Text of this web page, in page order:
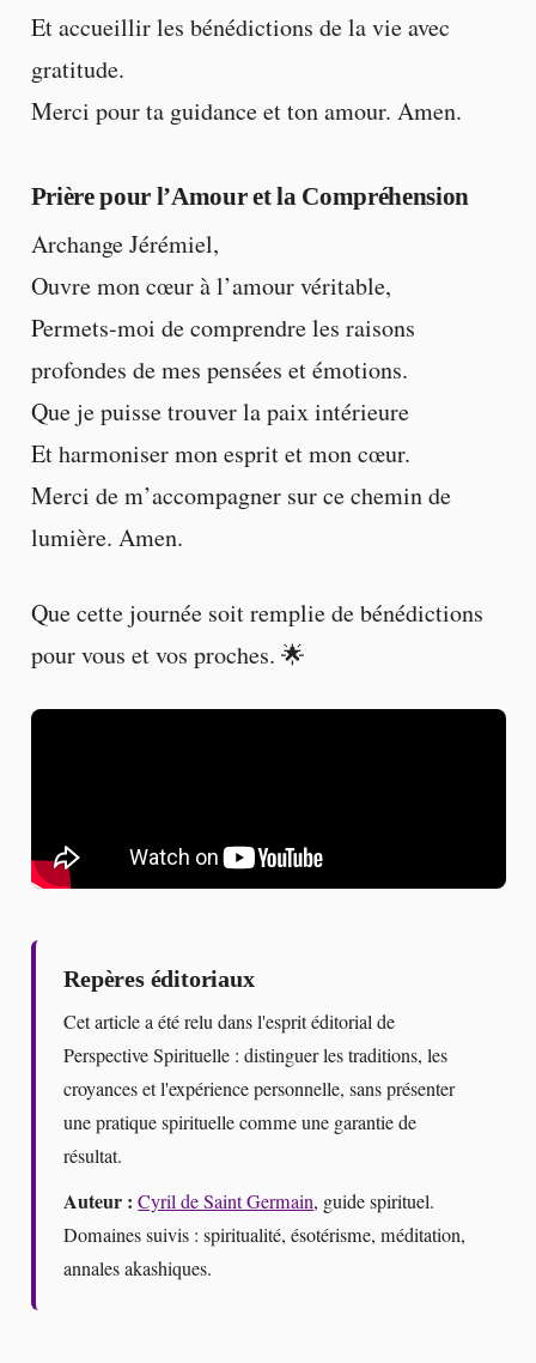
Et accueillir les bénédictions de la vie avec
gratitude.
Merci pour ta guidance et ton amour. Amen.
Prière pour l’Amour et la Compréhension
Archange Jérémiel,
Ouvre mon cœur à l’amour véritable,
Permets-moi de comprendre les raisons
profondes de mes pensées et émotions.
Que je puisse trouver la paix intérieure
Et harmoniser mon esprit et mon cœur.
Merci de m’accompagner sur ce chemin de
lumière. Amen.
Que cette journée soit remplie de bénédictions
pour vous et vos proches. 🌟
Repères éditoriaux
Cet article a été relu dans l'esprit éditorial de
Perspective Spirituelle : distinguer les traditions, les
croyances et l'expérience personnelle, sans présenter
une pratique spirituelle comme une garantie de
résultat.
Auteur : Cyril de Saint Germain, guide spirituel.
Domaines suivis : spiritualité, ésotérisme, méditation,
annales akashiques.